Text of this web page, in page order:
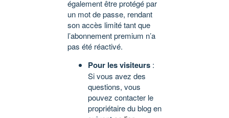
également être protégé par
un mot de passe, rendant
son accès limité tant que
l’abonnement premium n’a
pas été réactivé.
Pour les visiteurs :
Si vous avez des
questions, vous
pouvez contacter le
propriétaire du blog en